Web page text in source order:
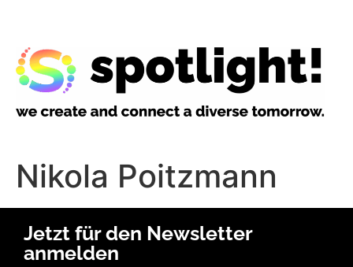
Nikola Poitzmann
Jetzt für den Newsletter
anmelden